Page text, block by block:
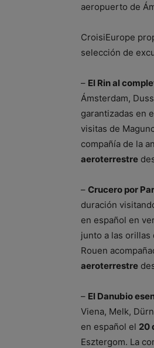
aeropuerto de
CroisiEurope
selección de
– El Rin al
Ámsterdam,
garantizadas en
visitas de
compañía de la
aeroterrestre
– Crucero por
duración
en español en
junto a las orillas
Rouen
aeroterrestre
– El Danubio
Viena, Melk,
en español el 20
Esztergom. La